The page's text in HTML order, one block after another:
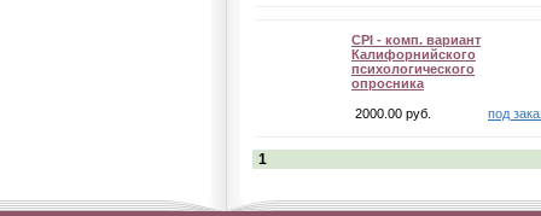
СРI - комп. вариант
Калифорнийского
психологического
опросника
2000.00 руб. под
1